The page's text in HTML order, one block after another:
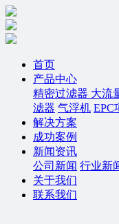
首页
产品中心
精密过滤器 大流
滤器 气浮机 EPC
解决方案
成功案例
新闻资讯
公司新闻 行业新
关于我们
联系我们